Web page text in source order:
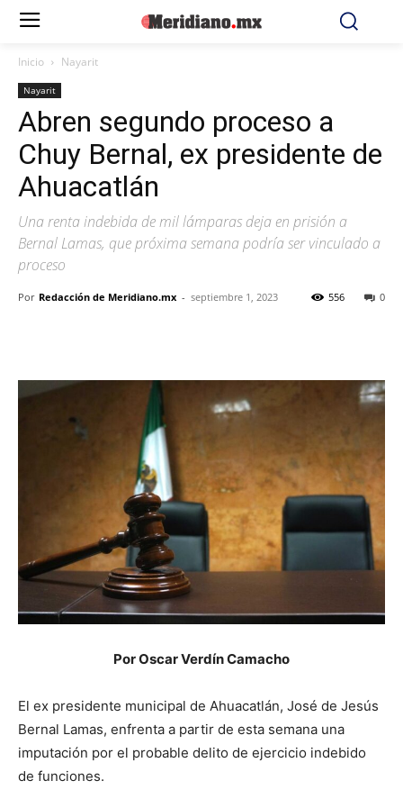
Inicio Nayarit
Nayarit
Abren segundo proceso a
Chuy Bernal, ex presidente de
Ahuacatlán
Una renta indebida de mil lámparas deja en prisión a
Bernal Lamas, que próxima semana podría ser vinculado a
proceso
Por Redacción de Meridiano.mx - septiembre 1, 2023 0
556
Por Oscar Verdín Camacho
El ex presidente municipal de Ahuacatlán, José de Jesús
Bernal Lamas, enfrenta a partir de esta semana una
imputación por el probable delito de ejercicio indebido
de funciones.